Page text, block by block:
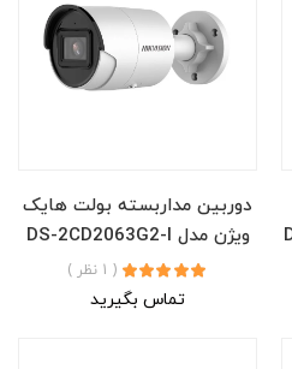
دوربین مداربسته بولت هایک
ویژن مدل DS-2CD2063G2-I
( 1 نظر )
تماس بگیرید